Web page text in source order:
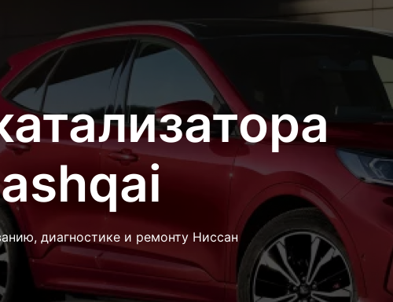
диагностике и ремонту Ниссан